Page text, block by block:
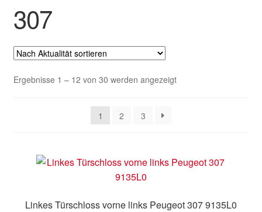
Datenschutz-Bestimmungen
Kasse
Kontakt
Warenkorb
307
Ergebnisse 1 – 12 von 30 werden angezeigtNach
1
2 3
Linkes Türschloss vorne links Peugeot 307 9135L0